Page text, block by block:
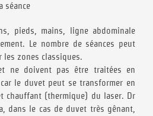
séance
pieds, mains, ligne abdominale
Le nombre de séances peut
les zones classiques.
ne doivent pas être traitées en
le duvet peut se transformer en
chauffant (thermique) du laser. Dr
dans le cas de duvet très gênant,